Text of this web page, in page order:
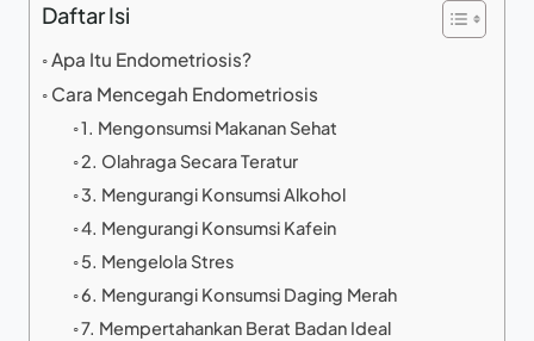
Daftar Isi
Apa Itu Endometriosis?
Cara Mencegah Endometriosis
1. Mengonsumsi Makanan Sehat
2. Olahraga Secara Teratur
3. Mengurangi Konsumsi Alkohol
4. Mengurangi Konsumsi Kafein
5. Mengelola Stres
6. Mengurangi Konsumsi Daging Merah
7. Mempertahankan Berat Badan Ideal